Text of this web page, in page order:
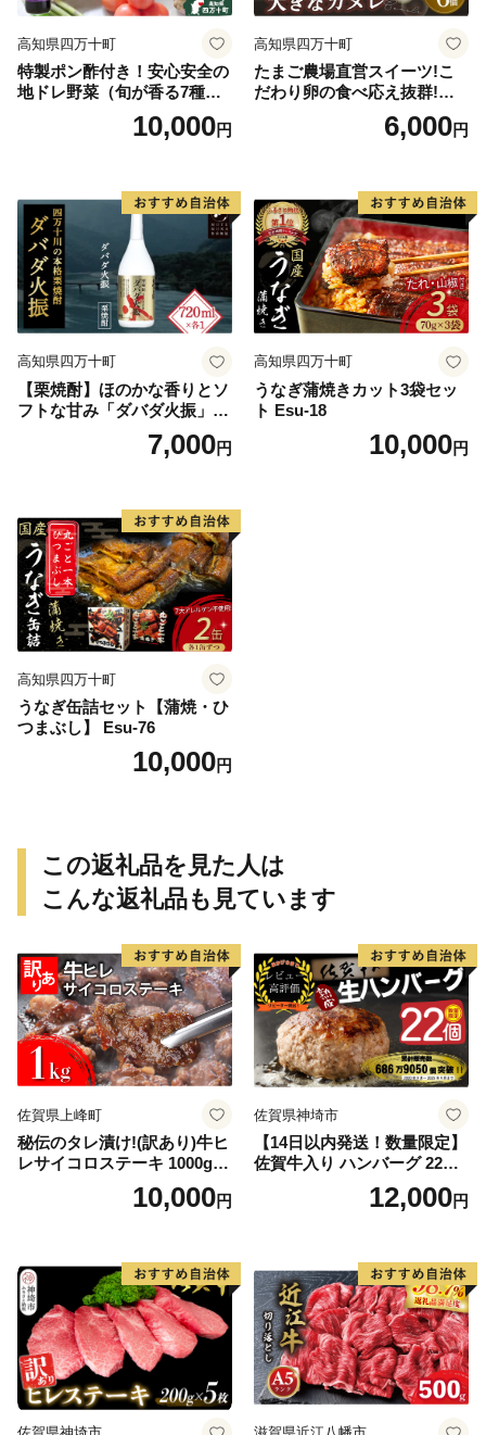
高知県四万十町
特製ポン酢付き！安心安全の
地ドレ野菜（旬が香る7種セ
10,000円
高知県四万十町
たまご農場直営スイーツ!こ
だわり卵の食べ応え抜群!大
きなカヌレ 6個／Gbn-A40
6,000円
高知県四万十町
【栗焼酎】ほのかな香りとソ
フトな甘み「ダバダ火振」(7
20ml) Hmm-B107,000円
高知県四万十町
うなぎ蒲焼きカット3袋セッ
ト Esu-18
10,000円
高知県四万十町
うなぎ缶詰セット【蒲焼・ひ
つまぶし】 Esu-76
10,000円
この返礼品を見た人は
こんな返礼品も見ています
佐賀県上峰町
秘伝のタレ漬け!(訳あり)牛ヒ
レサイコロステーキ 1000g
10,000円
佐賀県神埼市
【14日以内発送！数量限定】
佐賀牛入り ハンバーグ 22個
2.6kg(120g×22個)【佐賀牛
黒毛和牛 ブランド牛 九州 ハ
気】(H083106)
12,000円